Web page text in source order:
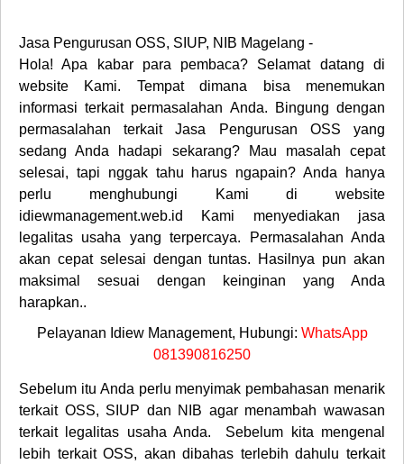
Jasa Pengurusan OSS, SIUP, NIB Magelang -
Hola! Apa kabar para pembaca? Selamat datang di
website Kami. Tempat dimana bisa menemukan
informasi terkait permasalahan Anda. Bingung dengan
permasalahan terkait Jasa Pengurusan OSS yang
sedang Anda hadapi sekarang? Mau masalah cepat
selesai, tapi nggak tahu harus ngapain? Anda hanya
perlu menghubungi Kami di website
idiewmanagement.web.id Kami menyediakan jasa
legalitas usaha yang terpercaya. Permasalahan Anda
akan cepat selesai dengan tuntas. Hasilnya pun akan
maksimal sesuai dengan keinginan yang Anda
harapkan..
Pelayanan Idiew Management, Hubungi: WhatsApp
081390816250
Sebelum itu Anda perlu menyimak pembahasan menarik
terkait OSS, SIUP dan NIB agar menambah wawasan
terkait legalitas usaha Anda. Sebelum kita mengenal
lebih terkait OSS, akan dibahas terlebih dahulu terkait